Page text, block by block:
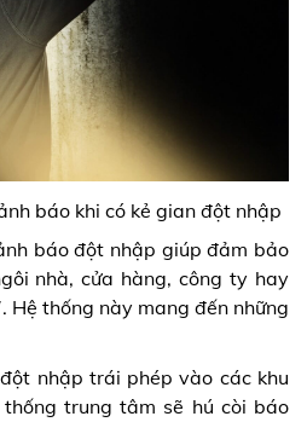
báo khi có kẻ gian đột nhập
báo đột nhập giúp đảm bảo
nhà, cửa hàng, công ty hay
Hệ thống này mang đến những
nhập trái phép vào các khu
trung tâm sẽ hú còi báo